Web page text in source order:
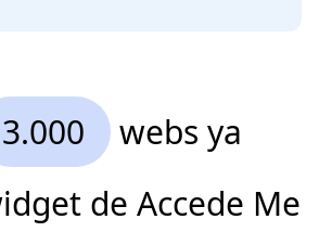
3.000
webs ya
de Accede Me